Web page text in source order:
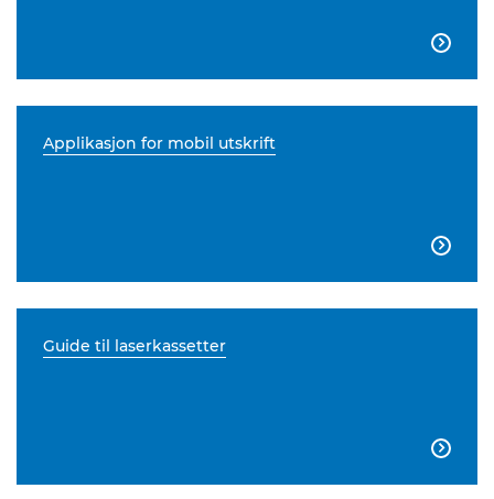

Applikasjon for mobil utskrift

Guide til laserkassetter
